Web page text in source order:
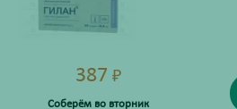
387 ₽
Соберём во вторник